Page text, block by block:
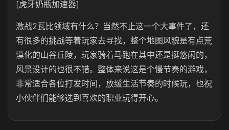
[虎牙奶瓶加速器]
激战2瓦比领域有什么？当然不止这一个大事件了，还
有很多的挑战等着玩家去寻找，整个地图风貌是有点荒
漠化的山谷丘陵，玩家骑着马跑在其中还是挺悠闲的，
风景设计的也很不错。整体来说这是个慢节奏的游戏，
非常适合各位打发时间，放缓生活节奏的时候玩，也祝
小伙伴们能够选到喜欢的职业玩得开心。